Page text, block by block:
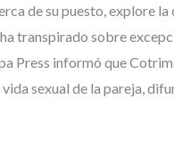
de su puesto, explore
transpirado sobre
Press informó que
sexual de la pareja,